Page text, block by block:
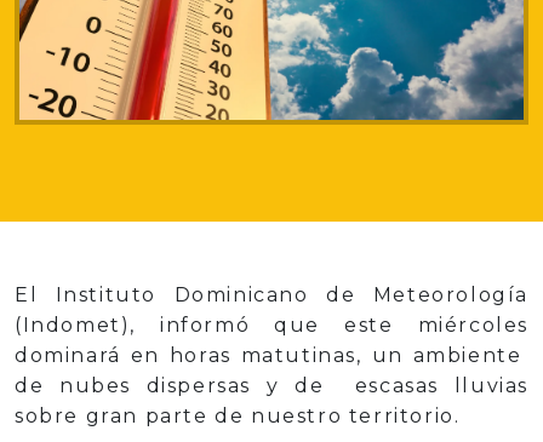
El Instituto Dominicano de Meteorología
(Indomet), informó que este miércoles
dominará en horas matutinas, un ambiente
de nubes dispersas y de escasas lluvias
sobre gran parte de nuestro territorio.